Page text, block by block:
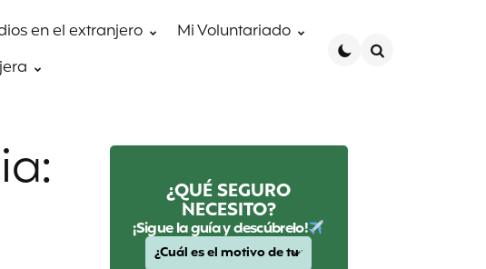
en el extranjero
Mi Voluntariado
¿QUÉ SEGURO
NECESITO?
¡Sigue la guía y descúbrelo!